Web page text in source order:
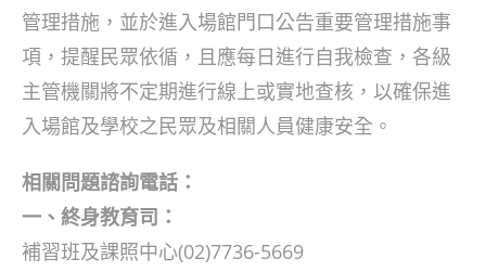
管理措施，並於進入場館門口公告重要管理措施事
項，提醒民眾依循，且應每日進行自我檢查，各級
主管機關將不定期進行線上或實地查核，以確保進
入場館及學校之民眾及相關人員健康安全。
相關問題諮詢電話：
一、終身教育司：
補習班及課照中心(02)7736-5669